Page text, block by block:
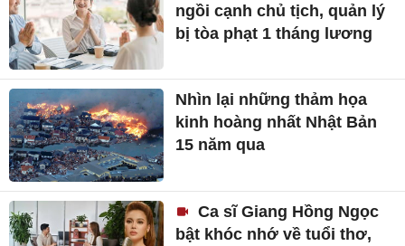
ngồi cạnh chủ tịch, quản lý
bị tòa phạt 1 tháng lương
Nhìn lại những thảm họa
kinh hoàng nhất Nhật Bản
15 năm qua
Ca sĩ Giang Hồng Ngọc
bật khóc nhớ về tuổi thơ,